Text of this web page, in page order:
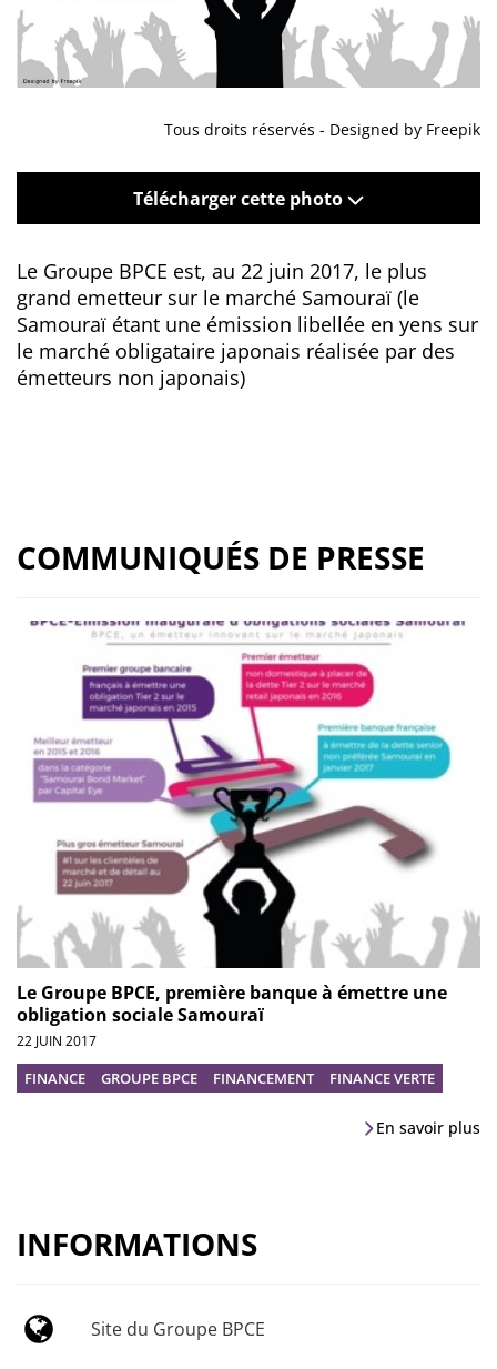
Tous droits réservés - Designed by Freepik
Télécharger cette photo
Le Groupe BPCE est, au 22 juin 2017, le plus
grand emetteur sur le marché Samouraï (le
Samouraï étant une émission libellée en yens sur
le marché obligataire japonais réalisée par des
émetteurs non japonais)
COMMUNIQUÉS DE PRESSE
Le Groupe BPCE, première banque à émettre une
obligation sociale Samouraï
22 JUIN 2017
FINANCE GROUPE BPCE FINANCEMENT FINANCE VERTE
En savoir plus
INFORMATIONS
Site du Groupe BPCE